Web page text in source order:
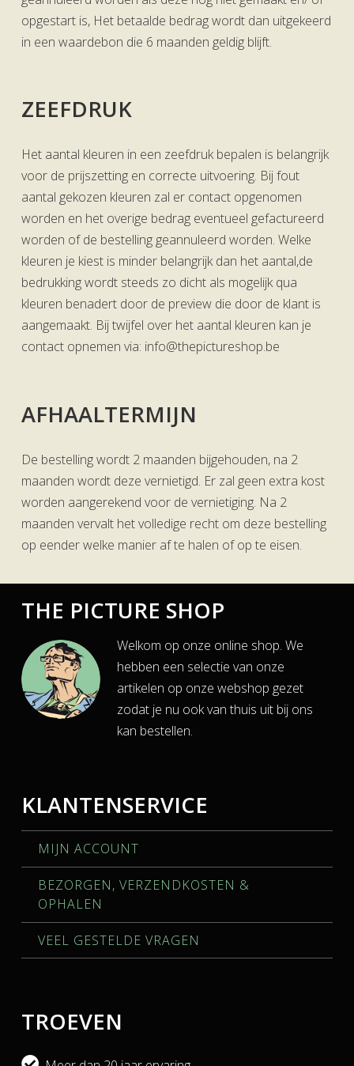
opgestart is, Het betaalde bedrag wordt dan uitgekeerd
in een waardebon die 6 maanden geldig blijft.
ZEEFDRUK
Het aantal kleuren in een zeefdruk bepalen is belangrijk
voor de prijszetting en correcte uitvoering. Bij fout
aantal gekozen kleuren zal er contact opgenomen
worden en het overige bedrag eventueel gefactureerd
worden of de bestelling geannuleerd worden. Welke
kleuren je kiest is minder belangrijk dan het aantal,de
bedrukking wordt steeds zo dicht als mogelijk qua
kleuren benadert door de preview die door de klant is
aangemaakt. Bij twijfel over het aantal kleuren kan je
contact opnemen via: info@thepictureshop.be
AFHAALTERMIJN
De bestelling wordt 2 maanden bijgehouden, na 2
maanden wordt deze vernietigd. Er zal geen extra kost
worden aangerekend voor de vernietiging. Na 2
maanden vervalt het volledige recht om deze bestelling
op eender welke manier af te halen of op te eisen.
THE PICTURE SHOP
Welkom op onze online shop. We
hebben een selectie van onze
artikelen op onze webshop gezet
zodat je nu ook van thuis uit bij ons
kan bestellen.
KLANTENSERVICE
MIJN ACCOUNT
BEZORGEN, VERZENDKOSTEN &
OPHALEN
VEEL GESTELDE VRAGEN
TROEVEN